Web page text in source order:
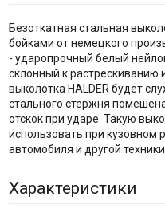
Безоткатная стальная
бойками от немецкого
- ударопрочный белый
склонный к растрескиванию
выколотка HALDER будет
стального стержня
отскок при ударе. Такую
использовать при кузовном
автомобиля и другой техники.
Характеристики